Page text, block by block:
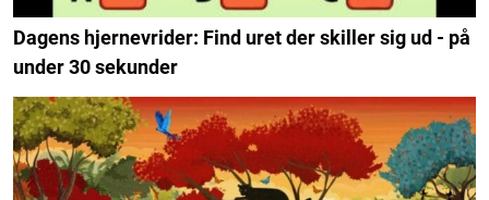
Dagens hjernevrider: Find uret der skiller sig ud - på
under 30 sekunder